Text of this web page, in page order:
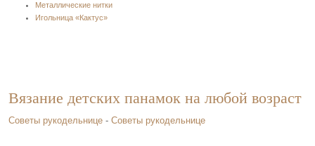
Металлические нитки
Игольница «Кактус»
Вязание детских панамок на любой возраст
Советы рукодельнице - Советы рукодельнице